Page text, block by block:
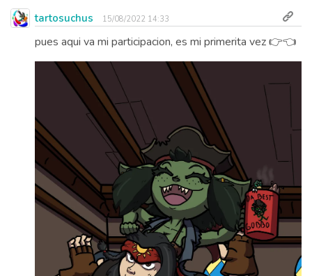
tartosuchus 15/08/2022 14:33
pues aqui va mi participacion, es mi primerita vez 👉👈